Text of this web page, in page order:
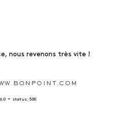
nous revenons très vite !
- status: 500